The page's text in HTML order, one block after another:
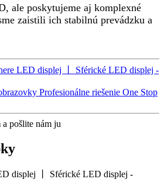
ale poskytujeme aj komplexné
zaistili ich stabilnú prevádzku a
LED displej 丨 Sférické LED displej -
Profesionálne riešenie One Stop
pošlite nám ju